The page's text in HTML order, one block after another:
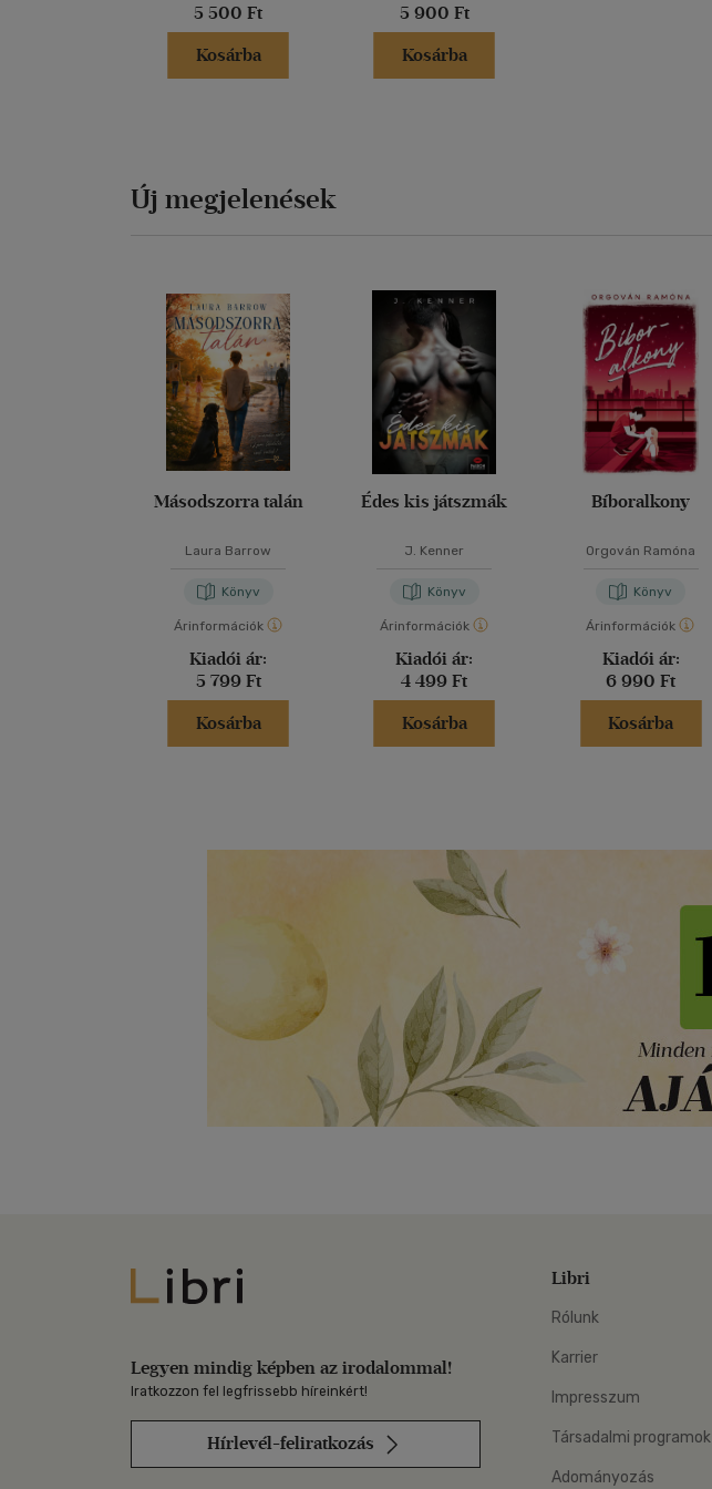
5 500 Ft
Kosárba
5 900 Ft
Kosárba
Új megjelenések
Másodszorra talán
Laura Barrow
Könyv
Árinformációk
Kiadói ár:
5 799 Ft
Kosárba
Édes kis játszmák
J. Kenner
Könyv
Árinformációk
Kiadói ár:
4 499 Ft
Kosárba
Bíboralkony
Orgován Ramóna
Könyv
Árinformációk
Kiadói ár:
6 990 Ft
Kosárba
Libri
Legyen mindig képben az irodalommal!
Iratkozzon fel legfrissebb híreinkért!
Hírlevél-feliratkozás
Libri
Rólunk
Karrier
Impresszum
Társadalmi programok
Adományozás